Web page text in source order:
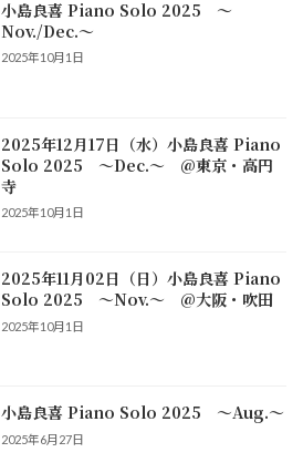
小島良喜 Piano Solo 2025 ～
Nov./Dec.～
2025年10月1日
2025年12月17日（水）小島良喜 Piano
Solo 2025 ～Dec.～ @東京・高円
寺
2025年10月1日
2025年11月02日（日）小島良喜 Piano
Solo 2025 ～Nov.～ @大阪・吹田
2025年10月1日
小島良喜 Piano Solo 2025 ～Aug.～
2025年6月27日